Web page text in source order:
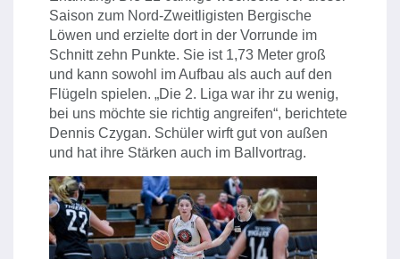
Saison zum Nord-Zweitligisten Bergische
Löwen und erzielte dort in der Vorrunde im
Schnitt zehn Punkte. Sie ist 1,73 Meter groß
und kann sowohl im Aufbau als auch auf den
Flügeln spielen. „Die 2. Liga war ihr zu wenig,
bei uns möchte sie richtig angreifen“, berichtete
Dennis Czygan. Schüler wirft gut von außen
und hat ihre Stärken auch im Ballvortrag.